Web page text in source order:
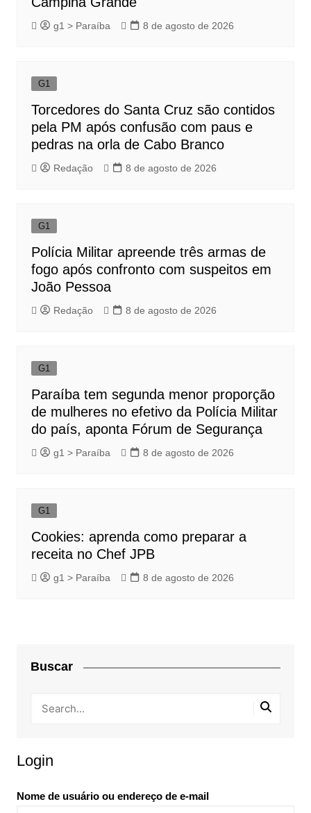
g1 > Paraíba 8 de agosto de 2026
G1
Torcedores do Santa Cruz são contidos
pela PM após confusão com paus e
pedras na orla de Cabo Branco
Redação 8 de agosto de 2026
G1
Polícia Militar apreende três armas de
fogo após confronto com suspeitos em
João Pessoa
Redação 8 de agosto de 2026
G1
Paraíba tem segunda menor proporção
de mulheres no efetivo da Polícia Militar
do país, aponta Fórum de Segurança
g1 > Paraíba 8 de agosto de 2026
G1
Cookies: aprenda como preparar a
receita no Chef JPB
g1 > Paraíba 8 de agosto de 2026
Buscar
Login
Nome de usuário ou endereço de e-mail